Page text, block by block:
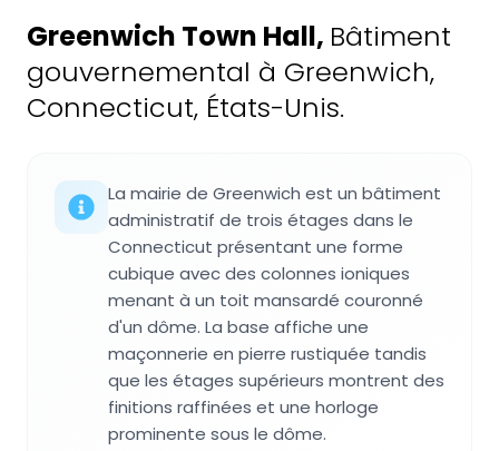
Greenwich Town Hall, Bâtiment
gouvernemental à Greenwich,
Connecticut, États-Unis.
La mairie de Greenwich est un bâtiment
administratif de trois étages dans le
Connecticut présentant une forme
cubique avec des colonnes ioniques
menant à un toit mansardé couronné
d'un dôme. La base affiche une
maçonnerie en pierre rustiquée tandis
que les étages supérieurs montrent des
finitions raffinées et une horloge
prominente sous le dôme.